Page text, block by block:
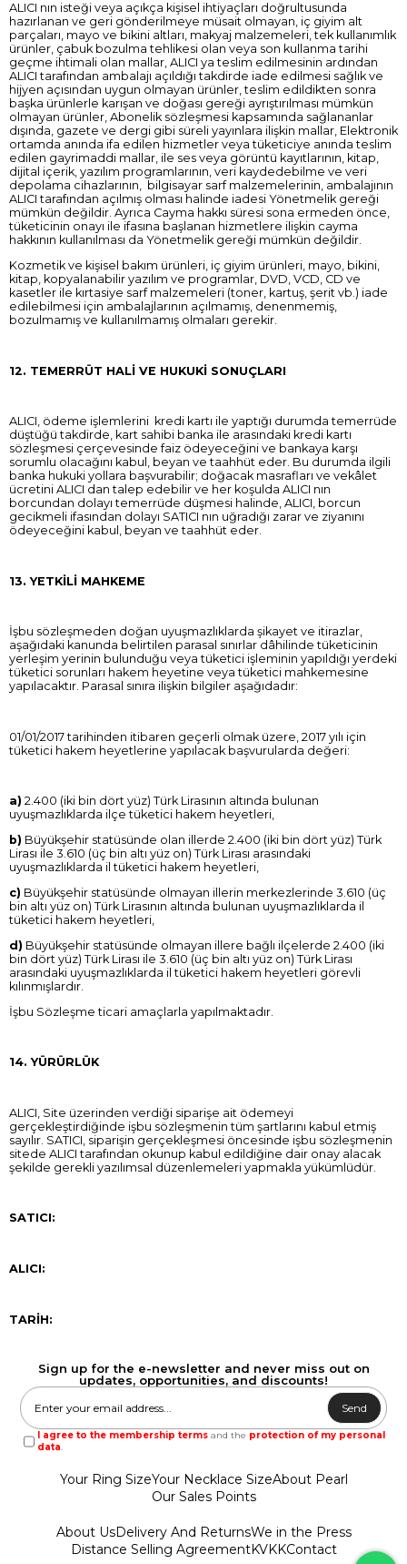
ALICI nın isteği veya açıkça kişisel ihtiyaçları doğrultusunda
hazırlanan ve geri gönderilmeye müsait olmayan, iç giyim alt
parçaları, mayo ve bikini altları, makyaj malzemeleri, tek kullanımlık
ürünler, çabuk bozulma tehlikesi olan veya son kullanma tarihi
geçme ihtimali olan mallar, ALICI ya teslim edilmesinin ardından
ALICI tarafından ambalajı açıldığı takdirde iade edilmesi sağlık ve
hijyen açısından uygun olmayan ürünler, teslim edildikten sonra
başka ürünlerle karışan ve doğası gereği ayrıştırılması mümkün
olmayan ürünler, Abonelik sözleşmesi kapsamında sağlananlar
dışında, gazete ve dergi gibi süreli yayınlara ilişkin mallar, Elektronik
ortamda anında ifa edilen hizmetler veya tüketiciye anında teslim
edilen gayrimaddi mallar, ile ses veya görüntü kayıtlarının, kitap,
dijital içerik, yazılım programlarının, veri kaydedebilme ve veri
depolama cihazlarının, bilgisayar sarf malzemelerinin, ambalajının
ALICI tarafından açılmış olması halinde iadesi Yönetmelik gereği
mümkün değildir. Ayrıca Cayma hakkı süresi sona ermeden önce,
tüketicinin onayı ile ifasına başlanan hizmetlere ilişkin cayma
hakkının kullanılması da Yönetmelik gereği mümkün değildir.
Kozmetik ve kişisel bakım ürünleri, iç giyim ürünleri, mayo, bikini,
kitap, kopyalanabilir yazılım ve programlar, DVD, VCD, CD ve
kasetler ile kırtasiye sarf malzemeleri (toner, kartuş, şerit vb.) iade
edilebilmesi için ambalajlarının açılmamış, denenmemiş,
bozulmamış ve kullanılmamış olmaları gerekir.
12. TEMERRÜT HALİ VE HUKUKİ SONUÇLARI
ALICI, ödeme işlemlerini kredi kartı ile yaptığı durumda temerrüde
düştüğü takdirde, kart sahibi banka ile arasındaki kredi kartı
sözleşmesi çerçevesinde faiz ödeyeceğini ve bankaya karşı
sorumlu olacağını kabul, beyan ve taahhüt eder. Bu durumda ilgili
banka hukuki yollara başvurabilir; doğacak masrafları ve vekâlet
ücretini ALICI dan talep edebilir ve her koşulda ALICI nın
borcundan dolayı temerrüde düşmesi halinde, ALICI, borcun
gecikmeli ifasından dolayı SATICI nın uğradığı zarar ve ziyanını
ödeyeceğini kabul, beyan ve taahhüt eder.
13. YETKİLİ MAHKEME
İşbu sözleşmeden doğan uyuşmazlıklarda şikayet ve itirazlar,
aşağıdaki kanunda belirtilen parasal sınırlar dâhilinde tüketicinin
yerleşim yerinin bulunduğu veya tüketici işleminin yapıldığı yerdeki
tüketici sorunları hakem heyetine veya tüketici mahkemesine
yapılacaktır. Parasal sınıra ilişkin bilgiler aşağıdadır:
01/01/2017 tarihinden itibaren geçerli olmak üzere, 2017 yılı için
tüketici hakem heyetlerine yapılacak başvurularda değeri:
a) 2.400 (iki bin dört yüz) Türk Lirasının altında bulunan
uyuşmazlıklarda ilçe tüketici hakem heyetleri,
b) Büyükşehir statüsünde olan illerde 2.400 (iki bin dört yüz) Türk
Lirası ile 3.610 (üç bin altı yüz on) Türk Lirası arasındaki
uyuşmazlıklarda il tüketici hakem heyetleri,
c) Büyükşehir statüsünde olmayan illerin merkezlerinde 3.610 (üç
bin altı yüz on) Türk Lirasının altında bulunan uyuşmazlıklarda il
tüketici hakem heyetleri,
d) Büyükşehir statüsünde olmayan illere bağlı ilçelerde 2.400 (iki
bin dört yüz) Türk Lirası ile 3.610 (üç bin altı yüz on) Türk Lirası
arasındaki uyuşmazlıklarda il tüketici hakem heyetleri görevli
kılınmışlardır.
İşbu Sözleşme ticari amaçlarla yapılmaktadır.
14. YÜRÜRLÜK
ALICI, Site üzerinden verdiği siparişe ait ödemeyi
gerçekleştirdiğinde işbu sözleşmenin tüm şartlarını kabul etmiş
sayılır. SATICI, siparişin gerçekleşmesi öncesinde işbu sözleşmenin
sitede ALICI tarafından okunup kabul edildiğine dair onay alacak
şekilde gerekli yazılımsal düzenlemeleri yapmakla yükümlüdür.
SATICI:
ALICI:
TARİH:
Sign up for the e-newsletter and never miss out on
updates, opportunities, and discounts!
Send
I agree to the membership terms and the protection of my personal
data.
Your Ring SizeYour Necklace SizeAbout Pearl
Our Sales Points
About UsDelivery And ReturnsWe in the Press
Distance Selling AgreementKVKKContact